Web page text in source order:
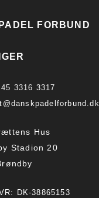
FORBUND
3316 3317
Hus
Stadion 20
DK-38865153